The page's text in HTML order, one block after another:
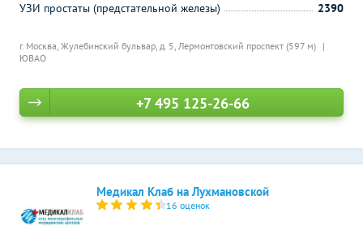
г. Москва, Жулебинский бульвар, д. 5, Лермонтовский проспект (597 м)
ЮВАО
УЗИ простаты (предстательной железы)
2390
+7 495 125-26-66
Медикал Клаб на Лухмановской
16 оценок